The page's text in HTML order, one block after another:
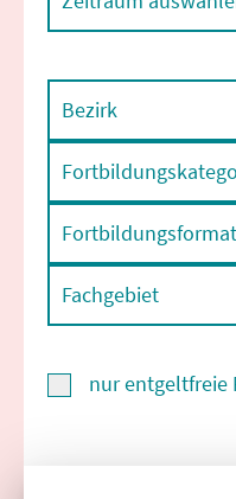
Bezirk
Fachgebiet
nur entgeltfreie